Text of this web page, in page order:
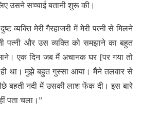
उसने सच्चाई बतानी शुरू की।
व्यक्ति मेरी गैरहाजरी में मेरी पत्नी से मिलने
पत्नी और उस व्यक्ति को समझाने का बहुत
एक दिन जब मैं अचानक घर [पर गया तो
ही था। मुझे बहुत गुस्सा आया। मैंने तलवार से
बहती नदी में उसकी लाश फेंक दी। इस बारे
पता चला।”